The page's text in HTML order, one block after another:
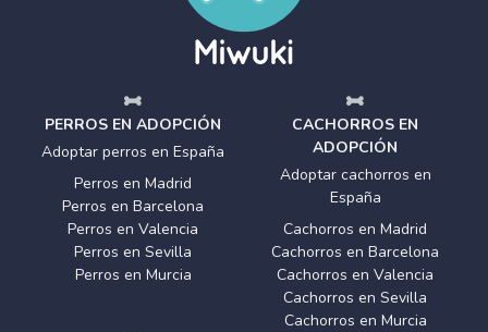
PERROS EN ADOPCIÓN
Adoptar perros en España
Perros en Madrid
Perros en Barcelona
Perros en Valencia
Perros en Sevilla
Perros en Murcia
CACHORROS EN
ADOPCIÓN
Adoptar cachorros en
España
Cachorros en Madrid
Cachorros en Barcelona
Cachorros en Valencia
Cachorros en Sevilla
Cachorros en Murcia